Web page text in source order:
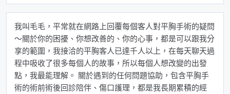
我叫毛毛，平常就在網路上回覆每個客人對平胸手術的疑問
～關於你的困擾、你想改善的、你的心事，都是可以跟我分
享的範圍，我接洽的平胸客人已達千人以上，在每天聊天過
程中吸收了很多每個人的故事，所以每個人想改變的出發
點，我最能理解。 關於遇到的任何問題協助，包含平胸手
術的術前術後回診陪伴、傷口護理，都是我長期累積的經